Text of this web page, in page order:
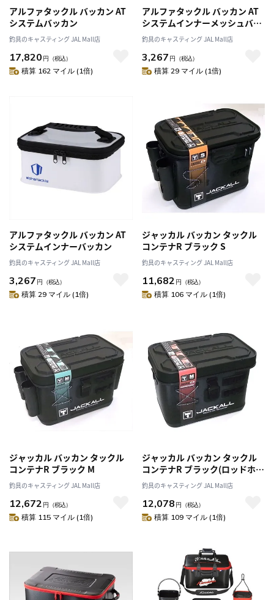
アルファタックル バッカン AT
システムバッカン
釣具のキャスティング JAL Mall店
17,820 円 （税込）
積算 162 マイル (1倍)
アルファタックル バッカン AT
システムインナーメッシュバッ
カン
釣具のキャスティング JAL Mall店
3,267 円 （税込）
積算 29 マイル (1倍)
アルファタックル バッカン AT
システムインナーバッカン
釣具のキャスティング JAL Mall店
3,267 円 （税込）
積算 29 マイル (1倍)
ジャッカル バッカン タックル
コンテナR ブラック S
釣具のキャスティング JAL Mall店
11,682 円 （税込）
積算 106 マイル (1倍)
ジャッカル バッカン タックル
コンテナR ブラック M
釣具のキャスティング JAL Mall店
12,672 円 （税込）
積算 115 マイル (1倍)
ジャッカル バッカン タックル
コンテナR ブラック(ロッドホル
ダー無シ) M
釣具のキャスティング JAL Mall店
12,078 円 （税込）
積算 109 マイル (1倍)